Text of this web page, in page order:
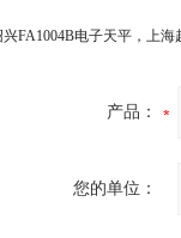
产品：
您的单位：